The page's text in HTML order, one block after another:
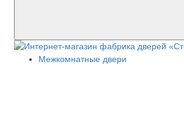
Межкомнатные двери